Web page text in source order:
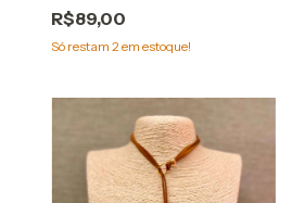
R$89,00
Só restam2 em estoque!